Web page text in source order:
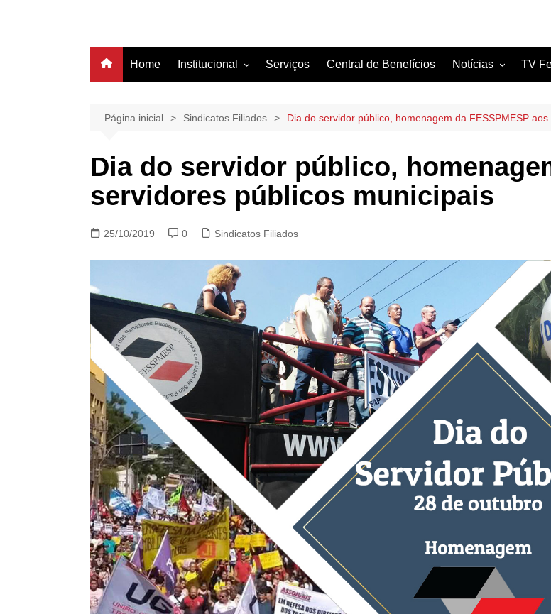
Home Institucional
Estrutura
Diretoria
Serviços Central de Benefícios Notícias
Artigos
TV
Página inicial Sindicatos Filiados Dia do servidor público, homenagem da FESSPMESP
Dia do servidor público,
servidores públicos municipais
25/10/2019 0 Sindicatos Filiados